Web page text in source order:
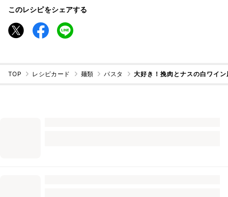
このレシピをシェアする
TOP レシピカード 麺類 パスタ 大好き！挽肉とナスの白ワイ